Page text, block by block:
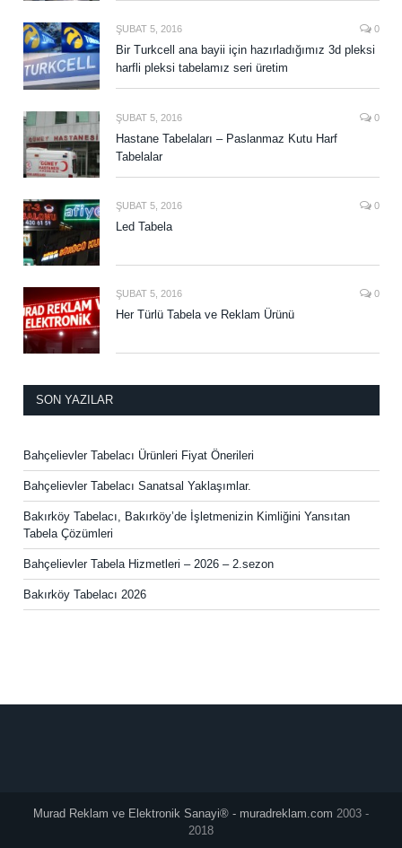
ŞUBAT 5, 2016 0
Bir Turkcell ana bayii için hazırladığımız 3d pleksi
harfli pleksi tabelamız seri üretim
ŞUBAT 5, 2016 0
Hastane Tabelaları – Paslanmaz Kutu Harf
Tabelalar
ŞUBAT 5, 2016 0
Led Tabela
ŞUBAT 5, 2016 0
Her Türlü Tabela ve Reklam Ürünü
SON YAZILAR
Bahçelievler Tabelacı Ürünleri Fiyat Önerileri
Bahçelievler Tabelacı Sanatsal Yaklaşımlar.
Bakırköy Tabelacı, Bakırköy’de İşletmenizin Kimliğini Yansıtan
Tabela Çözümleri
Bahçelievler Tabela Hizmetleri – 2026 – 2.sezon
Bakırköy Tabelacı 2026
Murad Reklam ve Elektronik Sanayi® - muradreklam.com 2003 -
2018